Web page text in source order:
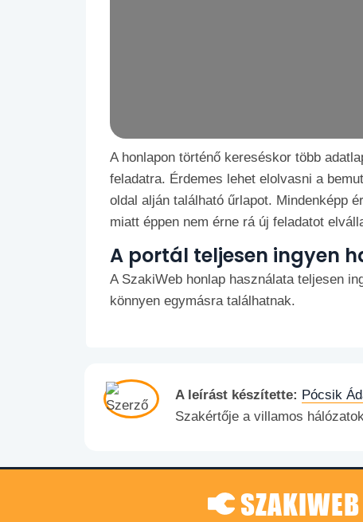
A honlapon történő kereséskor több
feladatra. Érdemes lehet elolvasni a
oldal alján található űrlapot. Mindenképp
miatt éppen nem érne rá új feladatot
A portál teljesen ingyen
A SzakiWeb honlap használata teljesen
könnyen egymásra találhatnak.
A leírást készítette: Pócsik
Szakértője a villamos